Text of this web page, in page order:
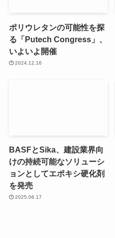
ポリウレタンの可能性を探
る「Putech Congress」、
いよいよ開催
2024.12.16
BASFとSika、建設業界向
けの持続可能なソリューシ
ョンとしてエポキシ硬化剤
を発売
2025.06.17